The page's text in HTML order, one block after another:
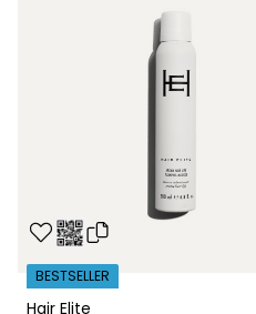
Hair Elite
BESTSELLER